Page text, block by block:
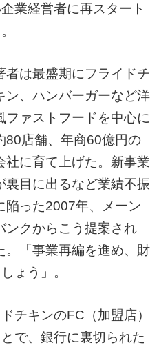
業経営者に再スタート
者は最盛期にフライドチ
ン、ハンバーガーなど洋
ファストフードを中心に
80店舗、年商60億円の
社に育て上げた。新事業
裏目に出るなど業績不振
陥った2007年、メーン
ンクからこう提案され
。「事業再編を進め、財
ょう」。
チキンのFC（加盟店）
で、銀行に裏切られた